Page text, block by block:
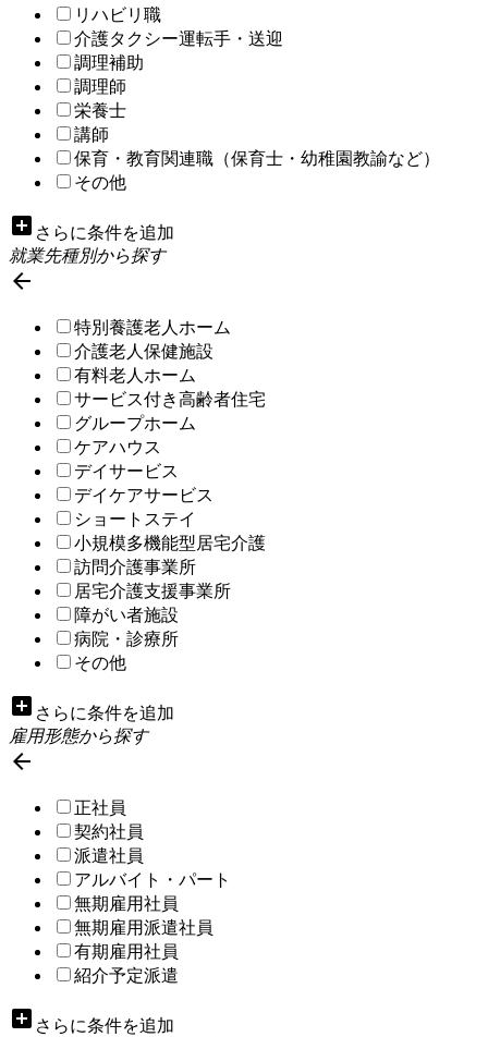
リハビリ職
介護タクシー運転手・送迎
調理補助
調理師
栄養士
講師
保育・教育関連職（保育士・幼稚園教諭など）
その他
add_box さらに条件を追加
就業先種別から探す

特別養護老人ホーム
介護老人保健施設
有料老人ホーム
サービス付き高齢者住宅
グループホーム
ケアハウス
デイサービス
デイケアサービス
ショートステイ
小規模多機能型居宅介護
訪問介護事業所
居宅介護支援事業所
障がい者施設
病院・診療所
その他
add_box さらに条件を追加
雇用形態から探す

正社員
契約社員
派遣社員
アルバイト・パート
無期雇用社員
無期雇用派遣社員
有期雇用社員
紹介予定派遣
add_box さらに条件を追加